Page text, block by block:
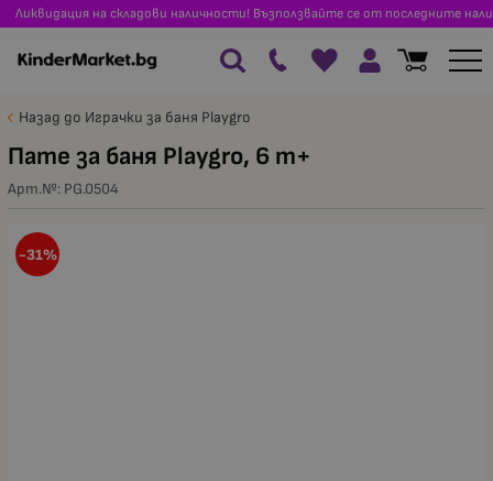
Ликвидация на складови наличности! Възползвайте се от последните
Назад до Играчки за баня Playgro
Пате за баня Playgro, 6 m+
Арт.№: PG.0504
-31%